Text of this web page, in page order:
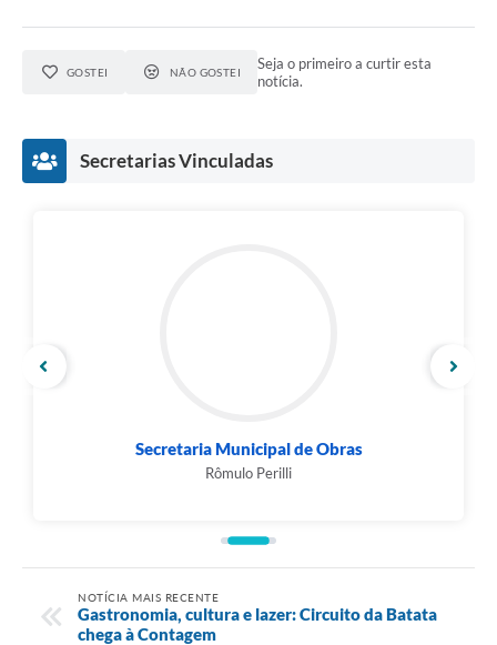
GOSTEI NÃO GOSTEI
Seja o primeiro a curtir esta
notícia.
Secretarias Vinculadas
Secretaria Municipal de Obras
Rômulo Perilli
NOTÍCIA MAIS RECENTE
Gastronomia, cultura e lazer: Circuito da Batata
chega à Contagem